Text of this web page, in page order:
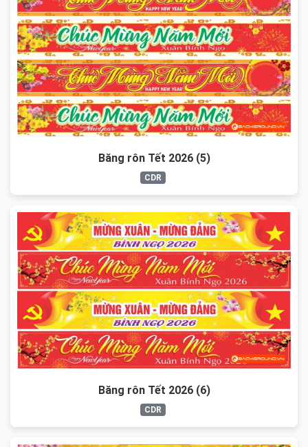
Băng rôn Tết 2026 (5)
CDR
Băng rôn Tết 2026 (6)
CDR